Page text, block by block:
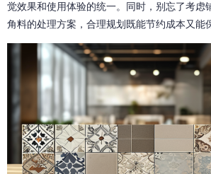
觉效果和使用体验的统一。同时，别忘了考虑
角料的处理方案，合理规划既能节约成本又能